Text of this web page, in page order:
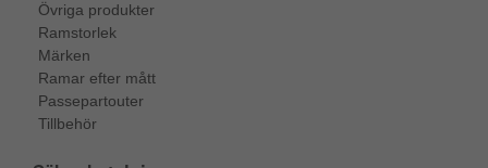
Övriga produkter
Ramstorlek
Märken
Ramar efter mått
Passepartouter
Tillbehör